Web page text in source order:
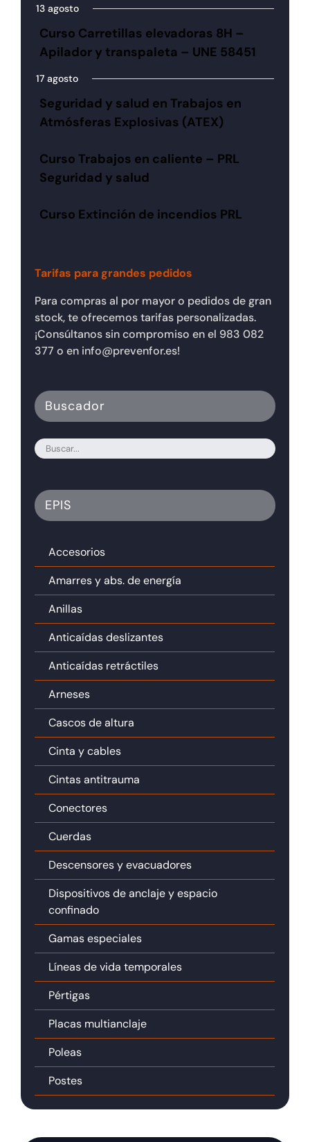
13 agosto
Curso Carretillas elevadoras 8H –
Apilador y transpaleta – UNE 58451
17 agosto
Seguridad y salud en Trabajos en
Atmósferas Explosivas (ATEX)
Curso Trabajos en caliente – PRL
Seguridad y salud
Curso Extinción de incendios PRL
Tarifas para grandes pedidos
Para compras al por mayor o pedidos de gran
stock, te ofrecemos tarifas personalizadas.
¡Consúltanos sin compromiso en el 983 082
377 o en info@prevenfor.es!
Buscador
EPIS
Accesorios
Amarres y abs. de energía
Anillas
Anticaídas deslizantes
Anticaídas retráctiles
Arneses
Cascos de altura
Cinta y cables
Cintas antitrauma
Conectores
Cuerdas
Descensores y evacuadores
Dispositivos de anclaje y espacio
confinado
Gamas especiales
Líneas de vida temporales
Pértigas
Placas multianclaje
Poleas
Postes